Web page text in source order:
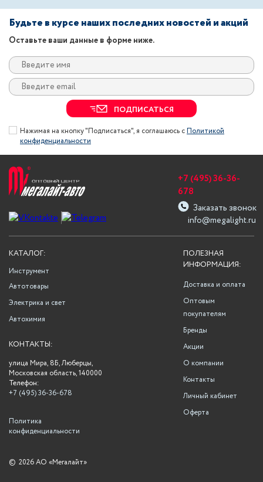
Будьте в курсе наших последних новостей и акций
Оставьте ваши данные в форме ниже.
ПОДПИСАТЬСЯ
Нажимая на кнопку "Подписаться", я соглашаюсь сПолитикой
конфиденциальности
info@megalight.ru
+7 (495) 36-36-
678
Заказать звонок
ПОЛЕЗНАЯ
ИНФОРМАЦИЯ:
Доставка и оплата
Оптовым
покупателям
Бренды
Акции
О компании
Контакты
Личный кабинет
Оферта
КАТАЛОГ:
Инструмент
Автотовары
Электрика и свет
Автохимия
КОНТАКТЫ:
улица Мира, 8Б, Люберцы,
Московская область, 140000
Телефон:
+7 (495) 36-36-678
Политика
конфиденциальности
© 2026 АО «Мегалайт»